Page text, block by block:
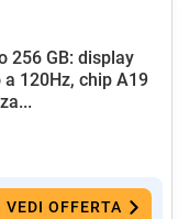
256 GB: display
120Hz, chip A19
VEDI OFFERTA